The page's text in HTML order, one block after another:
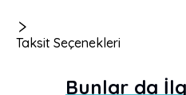
Taksit Seçenekleri
Bunlar da